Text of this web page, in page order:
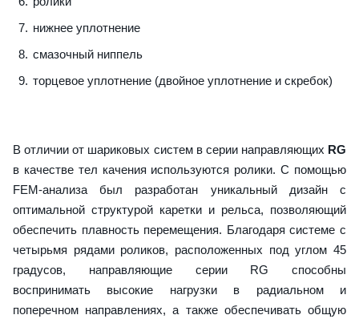
нижнее уплотнение
смазочный ниппель
торцевое уплотнение (двойное уплотнение и скребок)
В отличии от шариковых систем в серии направляющих RG
в качестве тел качения используются ролики. С помощью
FEM-анализа был разработан уникальный дизайн с
оптимальной структурой каретки и рельса, позволяющий
обеспечить плавность перемещения. Благодаря системе с
четырьмя рядами роликов, расположенных под углом 45
градусов, направляющие серии RG способны
воспринимать высокие нагрузки в радиальном и
поперечном направлениях, а также обеспечивать общую